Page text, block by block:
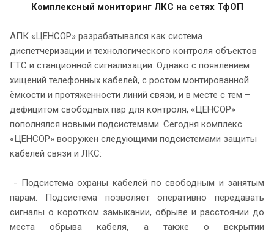
Комплексный мониторинг ЛКС на сетях ТфОП
АПК «ЦЕНСОР» разрабатывался как система
диспетчеризации и технологического контроля объектов
ГТС и станционной сигнализации. Однако с появлением
хищений телефонных кабелей, с ростом монтированной
ёмкости и протяженности линий связи, и в месте с тем –
дефицитом свободных пар для контроля, «ЦЕНСОР»
пополнялся новыми подсистемами. Сегодня комплекс
«ЦЕНСОР» вооружен следующими подсистемами защиты
кабелей связи и ЛКС:
- Подсистема охраны кабелей по свободным и занятым
парам. Подсистема позволяет оперативно передавать
сигналы о коротком замыкании, обрыве и расстоянии до
места обрыва кабеля, а также о вскрытии